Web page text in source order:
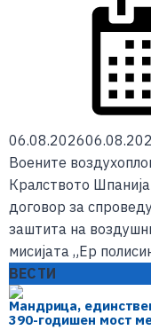
06.08.2026
Воените
Кралството
договор за
заштита на
мисијата „Ер
ВЕСТИ
Мандрица,
390-годишен мост